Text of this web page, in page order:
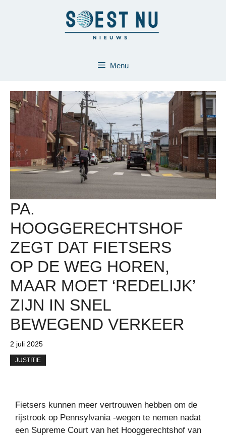
Menu
PA.
HOOGGERECHTSHOF
ZEGT DAT FIETSERS
OP DE WEG HOREN,
MAAR MOET ‘REDELIJK’
ZIJN IN SNEL
BEWEGEND VERKEER
2 juli 2025
JUSTITIE
Fietsers kunnen meer vertrouwen hebben om de
rijstrook op Pennsylvania -wegen te nemen nadat
een Supreme Court van het Hooggerechtshof van